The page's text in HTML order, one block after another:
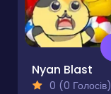
Nyan Blast
0 (0 Голосів)